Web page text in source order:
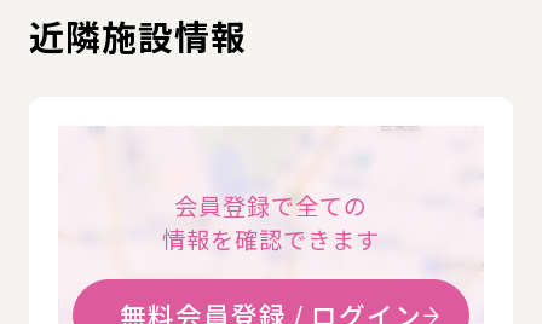
近隣施設情報
会員登録で全ての
情報を確認できます
無料会員登録 / ログイン